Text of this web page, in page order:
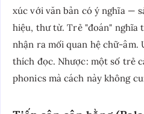
xúc với văn bản có ý nghĩa —
hiệu, thư từ. Trẻ "đoán" nghĩa
nhận ra mối quan hệ chữ-âm.
thích đọc. Nhược: một số trẻ
phonics mà cách này không